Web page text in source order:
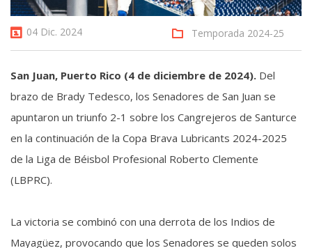
04 Dic. 2024 Temporada 2024-25
San Juan, Puerto Rico (4 de diciembre de 2024). Del
brazo de Brady Tedesco, los Senadores de San Juan se
apuntaron un triunfo 2-1 sobre los Cangrejeros de Santurce
en la continuación de la Copa Brava Lubricants 2024-2025
de la Liga de Béisbol Profesional Roberto Clemente
(LBPRC).
La victoria se combinó con una derrota de los Indios de
Mayagüez, provocando que los Senadores se queden solos